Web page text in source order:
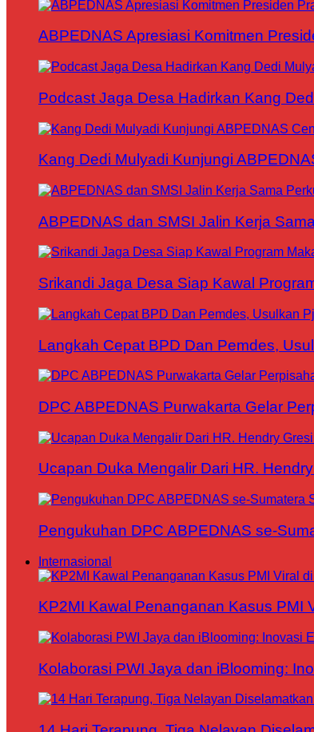
ABPEDNAS Apresiasi Komitmen
Podcast Jaga Desa Hadirkan Kang
Kang Dedi Mulyadi Kunjungi
ABPEDNAS dan SMSI Jalin Kerja
Srikandi Jaga Desa Siap Kawal
Langkah Cepat BPD Dan Pemdes,
DPC ABPEDNAS Purwakarta Gelar
Ucapan Duka Mengalir Dari HR.
Pengukuhan DPC ABPEDNAS se-
Internasional
KP2MI Kawal Penanganan Kasus PMI
Kolaborasi PWI Jaya dan iBlooming: